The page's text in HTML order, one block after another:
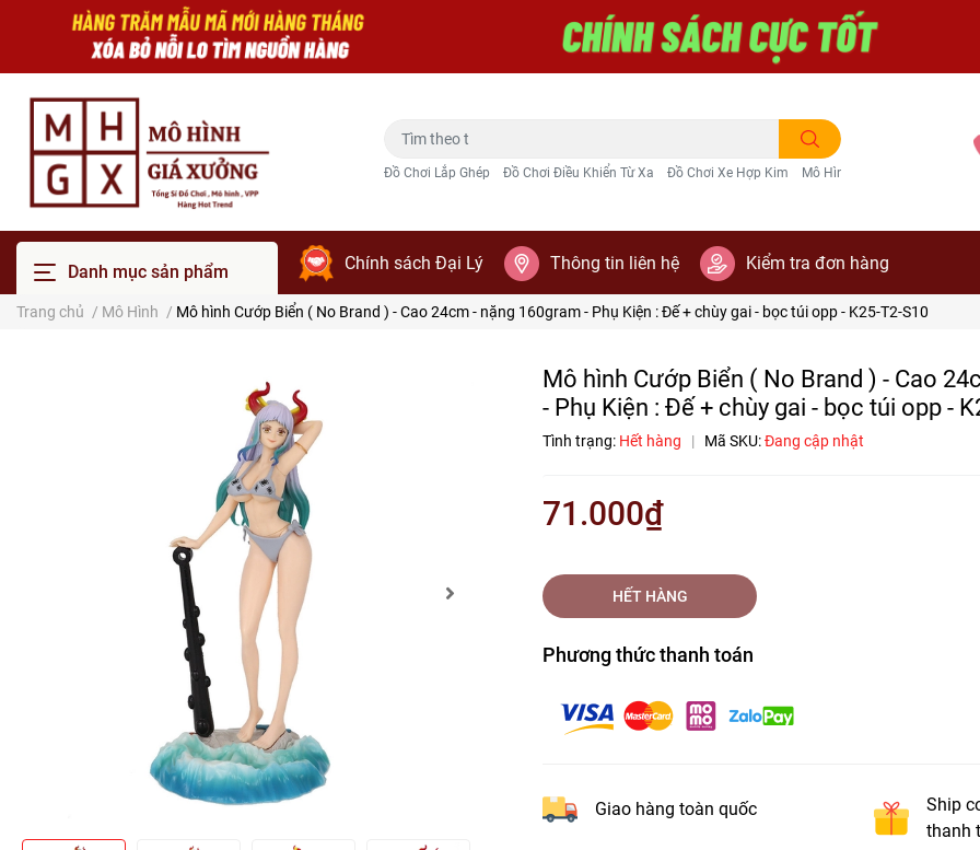
Đồ Chơi Lắp Ghép Đồ Chơi Điều Khiển Từ Xa Đồ Chơi Xe Hợp Kim Mô Hình Trang Trí
Danh mục sản phẩm Chính sách Đại Lý Thông tin liên hệ Kiểm tra đơn hàng
Trang chủ / Mô Hình / Mô hình Cướp Biển ( No Brand ) - Cao 24cm - nặng 160gram - Phụ Kiện : Đế + chùy gai - bọc túi opp - K25-T2-S10
Mô hình Cướp Biển ( No Brand ) - Cao
- Phụ Kiện : Đế + chùy gai - bọc túi opp -
Tình trạng: Hết hàng | Mã SKU:Đang cập nhật
71.000₫
HẾT HÀNG
Phương thức thanh toán
Giao hàng toàn quốc
Ship
thanh